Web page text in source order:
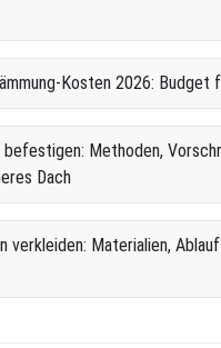
Kosten 2026: Budget
befestigen: Methoden,
Dach
verkleiden: Materialien,